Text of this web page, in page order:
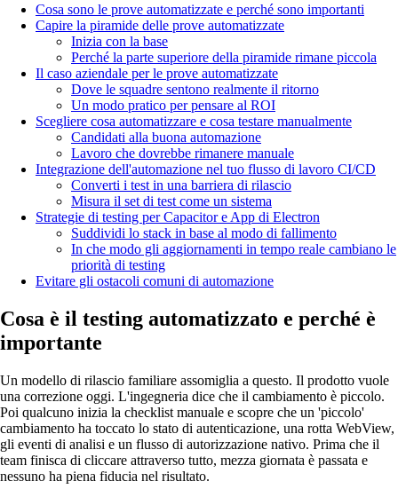
Cosa sono le prove automatizzate e perché sono importanti
Capire la piramide delle prove automatizzate
Inizia con la base
Perché la parte superiore della piramide rimane piccola
Il caso aziendale per le prove automatizzate
Dove le squadre sentono realmente il ritorno
Un modo pratico per pensare al ROI
Scegliere cosa automatizzare e cosa testare manualmente
Candidati alla buona automazione
Lavoro che dovrebbe rimanere manuale
Integrazione dell'automazione nel tuo flusso di lavoro CI/CD
Converti i test in una barriera di rilascio
Misura il set di test come un sistema
Strategie di testing per Capacitor e App di Electron
Suddividi lo stack in base al modo di fallimento
In che modo gli aggiornamenti in tempo reale cambiano le
priorità di testing
Evitare gli ostacoli comuni di automazione
Cosa è il testing automatizzato e perché è
importante
Un modello di rilascio familiare assomiglia a questo. Il prodotto vuole
una correzione oggi. L'ingegneria dice che il cambiamento è piccolo.
Poi qualcuno inizia la checklist manuale e scopre che un 'piccolo'
cambiamento ha toccato lo stato di autenticazione, una rotta WebView,
gli eventi di analisi e un flusso di autorizzazione nativo. Prima che il
team finisca di cliccare attraverso tutto, mezza giornata è passata e
nessuno ha piena fiducia nel risultato.